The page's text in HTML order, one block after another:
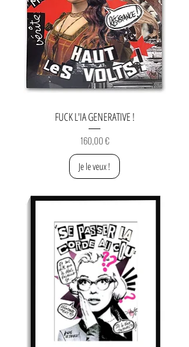
FUCK L'IA GENERATIVE !
Prix
160,00 €
Je le veux !